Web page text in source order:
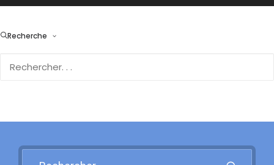
Recherchenouvelle application
Rendez-vous sur cette page